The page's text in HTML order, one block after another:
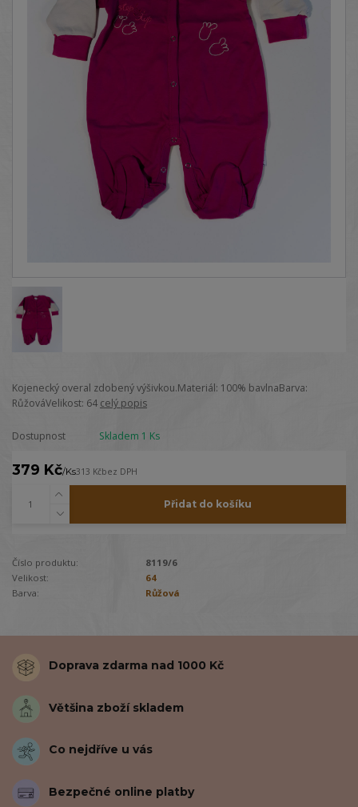
Kojenecký overal zdobený výšivkou.Materiál: 100% bavlnaBarva:
RůžováVelikost: 64 celý popis
Dostupnost Skladem 1 Ks
379 Kč/Ks313 Kčbez DPH
Přidat do košíku
Číslo produktu:
8119/6
Velikost:
64
Barva:
Růžová
Doprava zdarma nad 1000 Kč
Většina zboží skladem
Co nejdříve u vás
Bezpečné online platby